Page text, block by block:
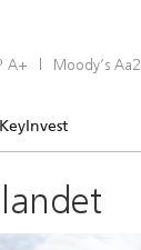
A+ | Moody’s Aa2